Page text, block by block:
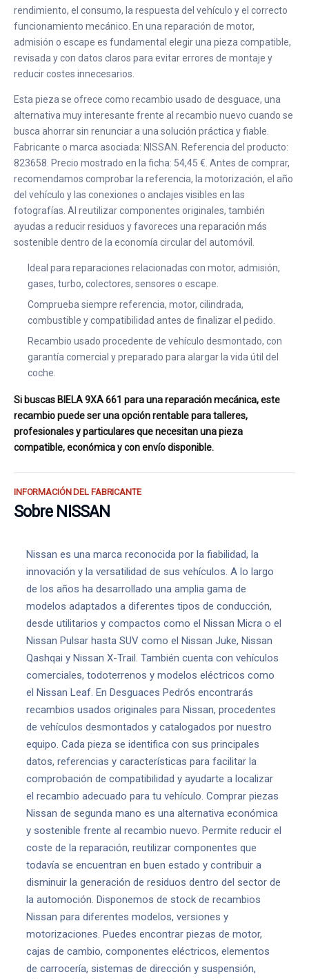
rendimiento, el consumo, la respuesta del vehículo y el correcto
funcionamiento mecánico. En una reparación de motor,
admisión o escape es fundamental elegir una pieza compatible,
revisada y con datos claros para evitar errores de montaje y
reducir costes innecesarios.
Esta pieza se ofrece como recambio usado de desguace, una
alternativa muy interesante frente al recambio nuevo cuando se
busca ahorrar sin renunciar a una solución práctica y fiable.
Fabricante o marca asociada: NISSAN. Referencia del producto:
823658. Precio mostrado en la ficha: 54,45 €. Antes de comprar,
recomendamos comprobar la referencia, la motorización, el año
del vehículo y las conexiones o anclajes visibles en las
fotografías. Al reutilizar componentes originales, también
ayudas a reducir residuos y favoreces una reparación más
sostenible dentro de la economía circular del automóvil.
Ideal para reparaciones relacionadas con motor, admisión,
gases, turbo, colectores, sensores o escape.
Comprueba siempre referencia, motor, cilindrada,
combustible y compatibilidad antes de finalizar el pedido.
Recambio usado procedente de vehículo desmontado, con
garantía comercial y preparado para alargar la vida útil del
coche.
Si buscas BIELA 9XA 661 para una reparación mecánica, este
recambio puede ser una opción rentable para talleres,
profesionales y particulares que necesitan una pieza
compatible, económica y con envío disponible.
INFORMACIÓN DEL FABRICANTE
Sobre NISSAN
Nissan es una marca reconocida por la fiabilidad, la
innovación y la versatilidad de sus vehículos. A lo largo
de los años ha desarrollado una amplia gama de
modelos adaptados a diferentes tipos de conducción,
desde utilitarios y compactos como el Nissan Micra o el
Nissan Pulsar hasta SUV como el Nissan Juke, Nissan
Qashqai y Nissan X-Trail. También cuenta con vehículos
comerciales, todoterrenos y modelos eléctricos como
el Nissan Leaf. En Desguaces Pedrós encontrarás
recambios usados originales para Nissan, procedentes
de vehículos desmontados y catalogados por nuestro
equipo. Cada pieza se identifica con sus principales
datos, referencias y características para facilitar la
comprobación de compatibilidad y ayudarte a localizar
el recambio adecuado para tu vehículo. Comprar piezas
Nissan de segunda mano es una alternativa económica
y sostenible frente al recambio nuevo. Permite reducir el
coste de la reparación, reutilizar componentes que
todavía se encuentran en buen estado y contribuir a
disminuir la generación de residuos dentro del sector de
la automoción. Disponemos de stock de recambios
Nissan para diferentes modelos, versiones y
motorizaciones. Puedes encontrar piezas de motor,
cajas de cambio, componentes eléctricos, elementos
de carrocería, sistemas de dirección y suspensión,